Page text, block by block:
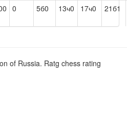
0 5б0 13ч0 17ч0 21б1
of Russia. Ratg chess rating